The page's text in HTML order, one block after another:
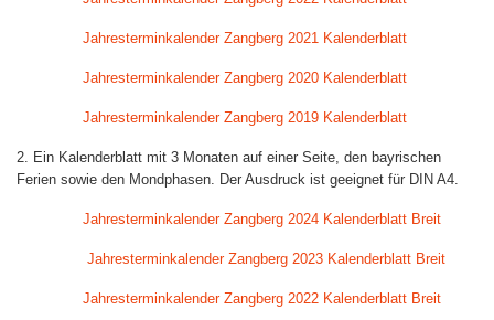
Jahresterminkalender Zangberg 2021 Kalenderblatt
Jahresterminkalender Zangberg 2020 Kalenderblatt
Jahresterminkalender Zangberg 2019 Kalenderblatt
2. Ein Kalenderblatt mit 3 Monaten auf einer Seite, den bayrischen
Ferien sowie den Mondphasen. Der Ausdruck ist geeignet für DIN A4.
Jahresterminkalender Zangberg 2024 Kalenderblatt Breit
Jahresterminkalender Zangberg 2023 Kalenderblatt Breit
Jahresterminkalender Zangberg 2022 Kalenderblatt Breit